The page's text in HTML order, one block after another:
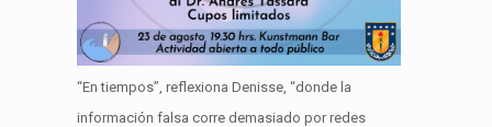
“En tiempos”, reflexiona Denisse, “donde la
información falsa corre demasiado por redes